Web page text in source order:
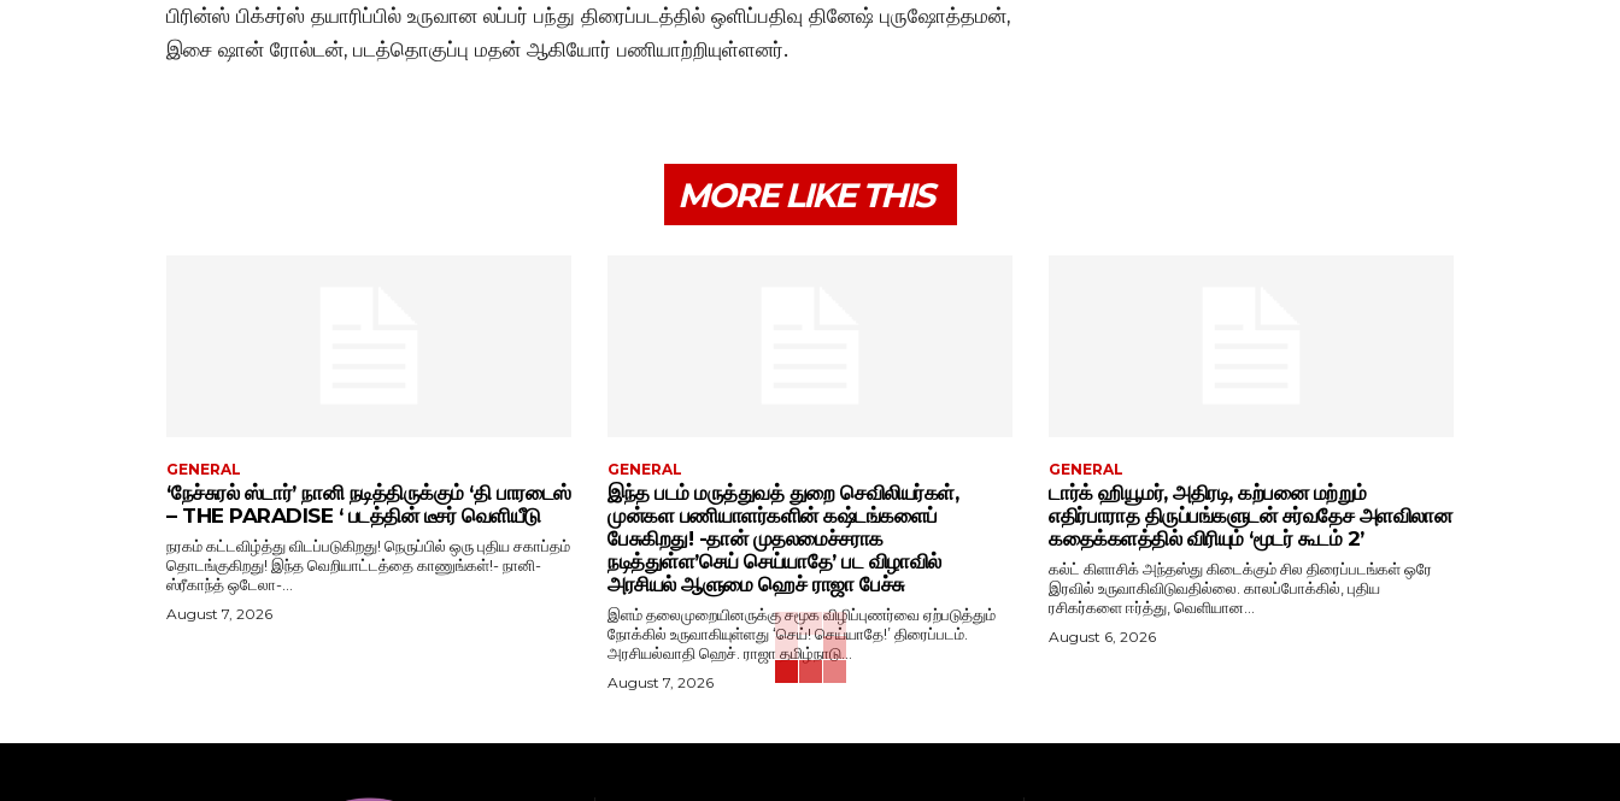
பிரின்ஸ் பிக்சர்ஸ் தயாரிப்பில் உருவான லப்பர் பந்து திரைப்படத்தில் ஒளிப்பதிவு தினேஷ் புருஷோத்தமன்,
இசை ஷான் ரோல்டன், படத்தொகுப்பு மதன் ஆகியோர் பணியாற்றியுள்ளனர்.
MORE LIKE THIS
GENERAL
‘நேச்சுரல் ஸ்டார்’ நானி நடித்திருக்கும் ‘தி பாரடைஸ்
– THE PARADISE ‘ படத்தின் டீசர் வெளியீடு
நரகம் கட்டவிழ்த்து விடப்படுகிறது! நெருப்பில் ஒரு புதிய சகாப்தம்
தொடங்குகிறது! இந்த வெறியாட்டத்தை காணுங்கள்!- நானி-
ஸ்ரீகாந்த் ஒடேலா-...
August 7, 2026
GENERAL
இந்த படம் மருத்துவத் துறை செவிலியர்கள்,
முன்கள பணியாளர்களின் கஷ்டங்களைப்
பேசுகிறது! -தான் முதலமைச்சராக
நடித்துள்ள’செய் செய்யாதே’ பட விழாவில்
அரசியல் ஆளுமை ஹெச் ராஜா பேச்சு
இளம் தலைமுறையினருக்கு சமூக விழிப்புணர்வை ஏற்படுத்தும்
நோக்கில் உருவாகியுள்ளது ‘செய்! செய்யாதே!’ திரைப்படம்.
அரசியல்வாதி ஹெச். ராஜா தமிழ்நாடு...
August 7, 2026
GENERAL
டார்க் ஹியூமர், அதிரடி, கற்பனை மற்றும்
எதிர்பாராத திருப்பங்களுடன் சர்வதேச அளவிலான
கதைக்களத்தில் விரியும் ‘மூடர் கூடம் 2’
கல்ட் கிளாசிக் அந்தஸ்து கிடைக்கும் சில திரைப்படங்கள் ஒரே
இரவில் உருவாகிவிடுவதில்லை. காலப்போக்கில், புதிய
ரசிகர்களை ஈர்த்து, வெளியான...
August 6, 2026